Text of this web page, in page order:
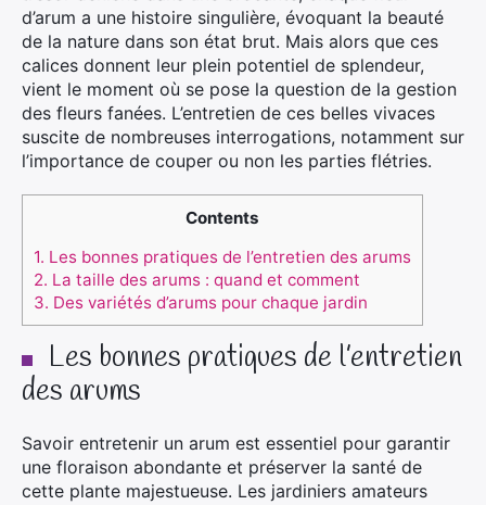
d’arum a une histoire singulière, évoquant la beauté
de la nature dans son état brut. Mais alors que ces
calices donnent leur plein potentiel de splendeur,
vient le moment où se pose la question de la gestion
des fleurs fanées. L’entretien de ces belles vivaces
suscite de nombreuses interrogations, notamment sur
l’importance de couper ou non les parties flétries.
Contents
1. Les bonnes pratiques de l’entretien des arums
2. La taille des arums : quand et comment
3. Des variétés d’arums pour chaque jardin
Les bonnes pratiques de l’entretien
des arums
Savoir entretenir un arum est essentiel pour garantir
une floraison abondante et préserver la santé de
cette plante majestueuse. Les jardiniers amateurs